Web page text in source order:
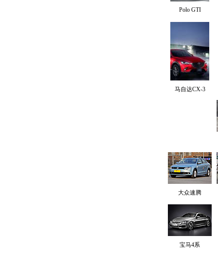
Polo GTI
马自达CX-3
大众速腾
宝马4系